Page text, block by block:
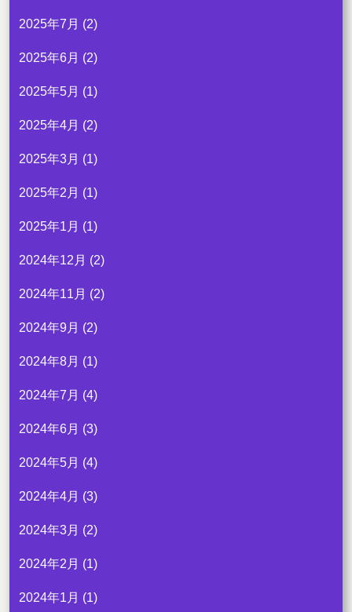
2025年7月 (2)
2025年6月 (2)
2025年5月 (1)
2025年4月 (2)
2025年3月 (1)
2025年2月 (1)
2025年1月 (1)
2024年12月 (2)
2024年11月 (2)
2024年9月 (2)
2024年8月 (1)
2024年7月 (4)
2024年6月 (3)
2024年5月 (4)
2024年4月 (3)
2024年3月 (2)
2024年2月 (1)
2024年1月 (1)